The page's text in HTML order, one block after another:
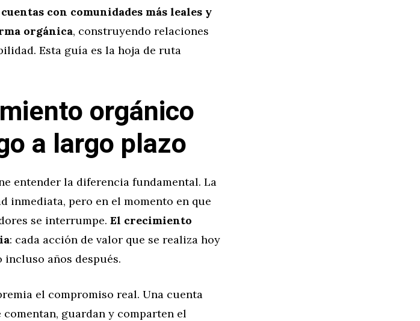
con comunidades más leales y
orgánica, construyendo relaciones
Esta guía es la hoja de ruta
orgánico
a largo plazo
entender la diferencia fundamental. La
inmediata, pero en el momento en que
se interrumpe. El crecimiento
: cada acción de valor que se realiza hoy
incluso años después.
el compromiso real. Una cuenta
guardan y comparten el